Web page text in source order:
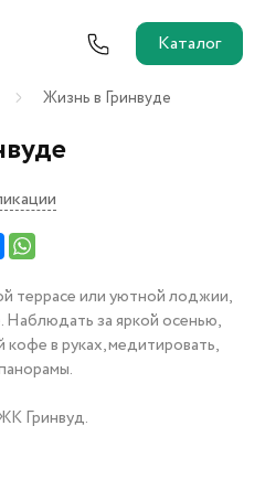
Каталог
Жизнь в Гринвуде
террасе или уютной лоджии,
Наблюдать за яркой осенью,
кофе в руках, медитировать,
Гринвуд.